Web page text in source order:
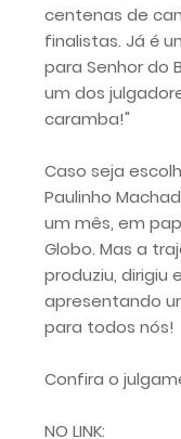
centenas de
finalistas. Já é
para Senhor do
um dos
caramba!"
Caso seja
Paulinho
um mês, em
Globo. Mas a
produziu, dirigiu
apresentando
para todos nós!
Confira o
NO LINK: